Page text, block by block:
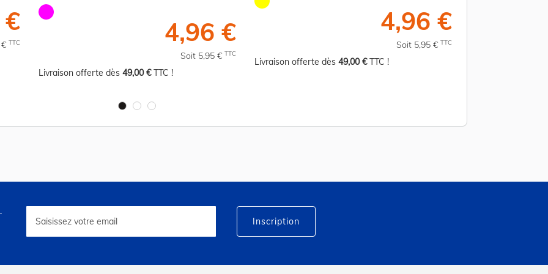
€
TTC 4,96 €
Soit 5,95 € TTC
Livraison offerte dès 49,00 €TTC !
4,96 €
Soit 5,95 € TTC
Livraison offerte dès 49,00 €TTC !
lettre
Inscription